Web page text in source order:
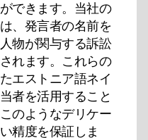
できます。当社の
、発言者の名前を
物が関与する訴訟
れます。これらの
エストニア語ネイ
者を活用すること
のようなデリケー
精度を保証しま